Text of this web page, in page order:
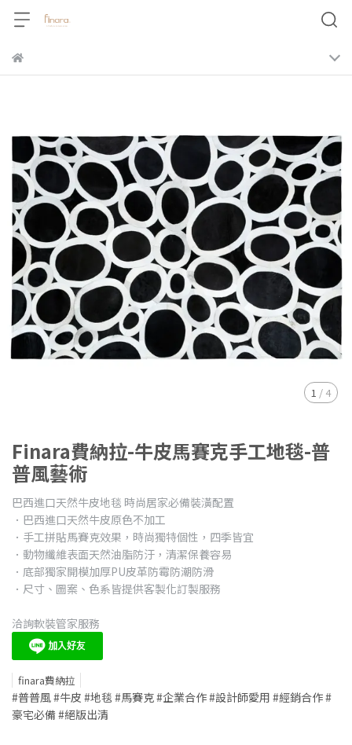
1 / 4
Finara費納拉-牛皮馬賽克手工地毯-普
普風藝術
巴西進口天然牛皮地毯 時尚居家必備裝潢配置
．巴西進口天然牛皮原色不加工
．手工拼貼馬賽克效果，時尚獨特個性，四季皆宜
．動物纖維表面天然油脂防汙，清潔保養容易
．底部獨家開模加厚PU皮革防霉防潮防滑
．尺寸、圖案、色系皆提供客製化訂製服務
洽詢軟裝管家服務
finara費納拉
#普普風 #牛皮 #地毯 #馬賽克 #企業合作 #設計師愛用 #經銷合作 #
豪宅必備 #絕版出清